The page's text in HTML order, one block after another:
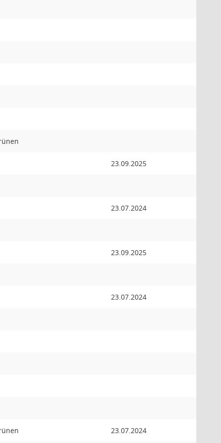
23.09.2025
23.07.2024
23.09.2025
23.07.2024
23.07.2024